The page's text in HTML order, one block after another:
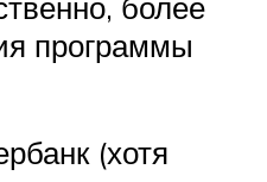
программы
(хотя